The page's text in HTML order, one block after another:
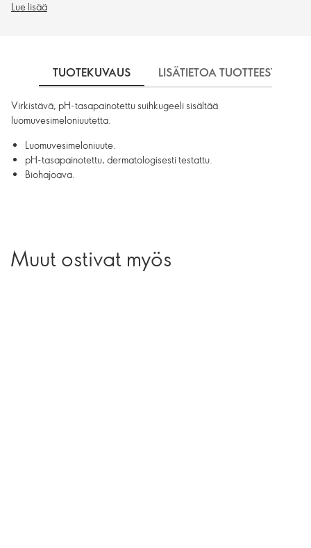
Lue lisää
TUOTEKUVAUS LISÄTIETOA TUOTTEESTA
Virkistävä, pH-tasapainotettu suihkugeeli sisältää
luomuvesimeloniuutetta.
Luomuvesimeloniuute.
pH-tasapainotettu, dermatologisesti testattu.
Biohajoava.
Muut ostivat myös